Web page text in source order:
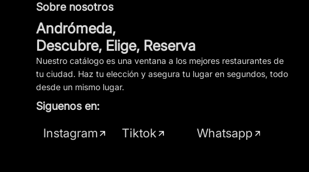
Sobre nosotros
Andrómeda,
Descubre, Elige, Reserva
Nuestro catálogo es una ventana a los mejores restaurantes de
tu ciudad. Haz tu elección y asegura tu lugar en segundos, todo
desde un mismo lugar.
Siguenos en:
Instagram Tiktok Whatsapp